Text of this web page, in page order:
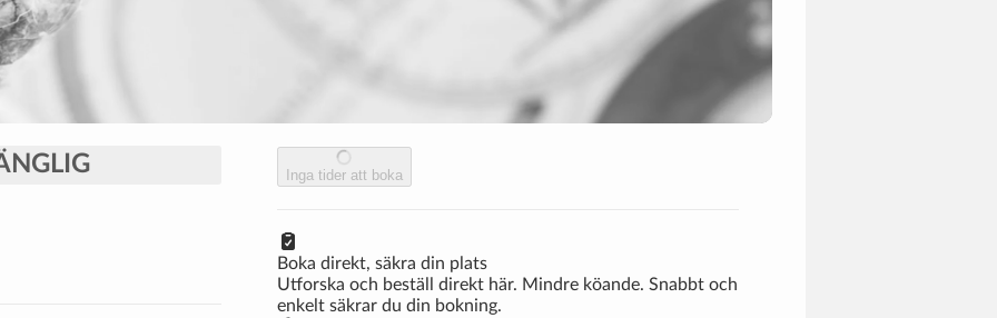
Inga tider att boka
Boka direkt, säkra din plats
Utforska och beställ direkt här. Mindre köande. Snabbt och
enkelt säkrar du din bokning.